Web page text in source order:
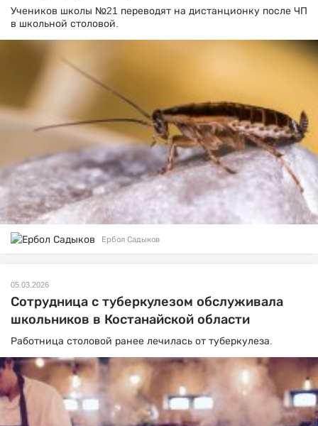
Учеников школы №21 переводят на дистанционку после ЧП
в школьной столовой.
Ербол Садыков
05.03.2026
Сотрудница с туберкулезом обслуживала
школьников в Костанайской области
Работница столовой ранее лечилась от туберкулеза.